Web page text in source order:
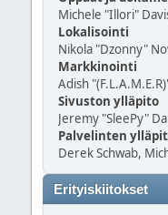
Michele "Illori"
Lokalisointi
Nikola "Dzonny"
Markkinointi
Adish
Sivuston ylläpito
Jeremy "SleePy"
Palvelinten
Derek Schwab,
Erityiskiitokset